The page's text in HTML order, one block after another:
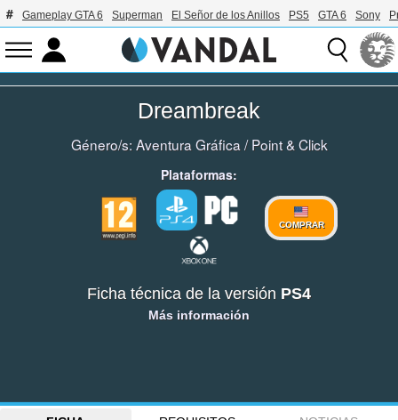
Gameplay GTA 6 Superman El Señor de los Anillos PS5 GTA 6 Sony
Dreambreak
Género/s: Aventura Gráfica /Point & Click
Plataformas:
COMPRAR
Ficha técnica de la versión PS4
Más información